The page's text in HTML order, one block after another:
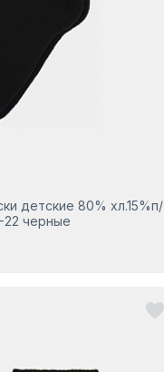
детские 80% хл.15%п/
22 черные